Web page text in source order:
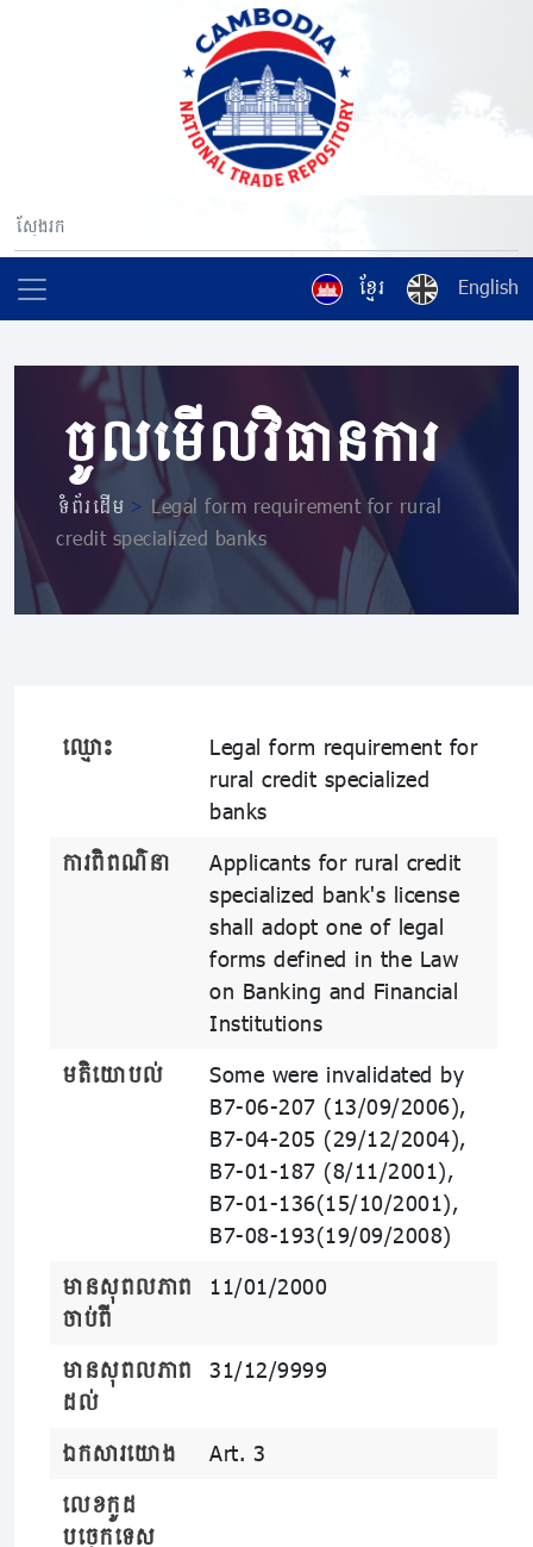
ខ្មែរ English
ចូលមើលវិធានការ
ទំព័រដើម> Legal form requirement for rural
credit specialized banks
ឈ្មោះ
Legal form requirement for
rural credit specialized
banks
ការពិពណ៌នា
Applicants for rural credit
specialized bank's license
shall adopt one of legal
forms defined in the Law
on Banking and Financial
Institutions
មតិយោបល់
Some were invalidated by
B7-06-207 (13/09/2006),
B7-04-205 (29/12/2004),
B7-01-187 (8/11/2001),
B7-01-136(15/10/2001),
B7-08-193(19/09/2008)
មានសុពលភាព
ចាប់ពី
11/01/2000
មានសុពលភាព
ដល់
31/12/9999
ឯកសារយោង
Art. 3
លេខកូដ
បច្ចេកទេស